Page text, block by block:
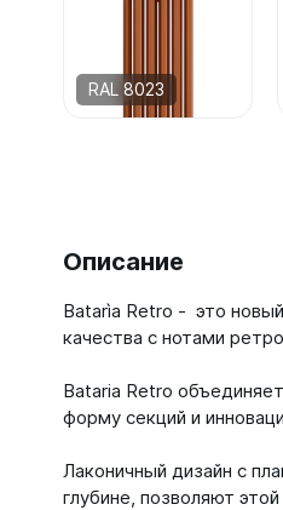
RAL 8023
Описание
Batarìa Retro - это
качества c нотами
Bataria Retro
форму секций и
Лаконичный дизайн с
глубине, позволяют